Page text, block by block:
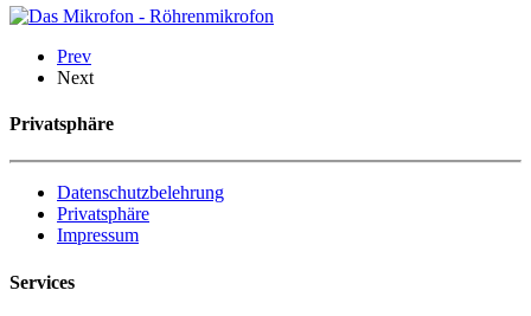
Prev
Next
Privatsphäre
Datenschutzbelehrung
Privatsphäre
Impressum
Services